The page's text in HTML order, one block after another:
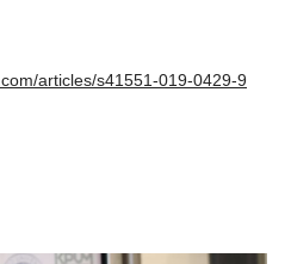
articles/s41551-019-0429-9